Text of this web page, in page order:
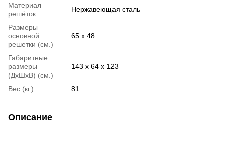
Материал
решёток
Нержавеющая сталь
Размеры
основной
решетки (см.)
65 х 48
Габаритные
размеры
(ДхШхВ) (см.)
143 х 64 х 123
Вес (кг.) 81
Описание